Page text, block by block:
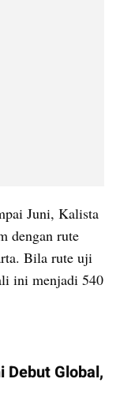
Juni, Kalista
dengan rute
Bila rute uji
ini menjadi 540
Global,